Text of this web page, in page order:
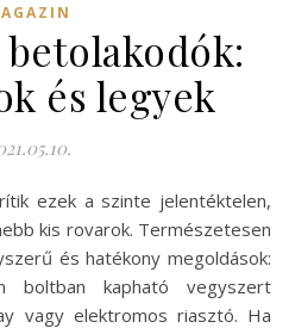
és legyek
kis rovarok. Természetesen
és hatékony megoldások:
boltban kapható vegyszert
vagy elektromos riasztó. Ha